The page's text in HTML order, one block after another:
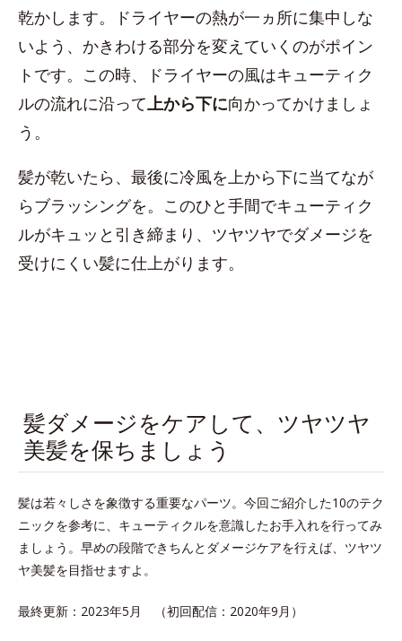
乾かします。ドライヤーの熱が一ヵ所に集中しな
いよう、かきわける部分を変えていくのがポイン
トです。この時、ドライヤーの風はキューティク
ルの流れに沿って上から下に向かってかけましょ
う。
髪が乾いたら、最後に冷風を上から下に当てなが
らブラッシングを。このひと手間でキューティク
ルがキュッと引き締まり、ツヤツヤでダメージを
受けにくい髪に仕上がります。
髪ダメージをケアして、ツヤツヤ
美髪を保ちましょう
髪は若々しさを象徴する重要なパーツ。今回ご紹介した10のテク
ニックを参考に、キューティクルを意識したお手入れを行ってみ
ましょう。早めの段階できちんとダメージケアを行えば、ツヤツ
ヤ美髪を目指せますよ。
最終更新：2023年5月 （初回配信：2020年9月）